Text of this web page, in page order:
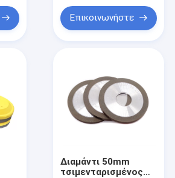
Επικοινωνήστε
Διαμάντι 50mm
τσιμενταρισμένος